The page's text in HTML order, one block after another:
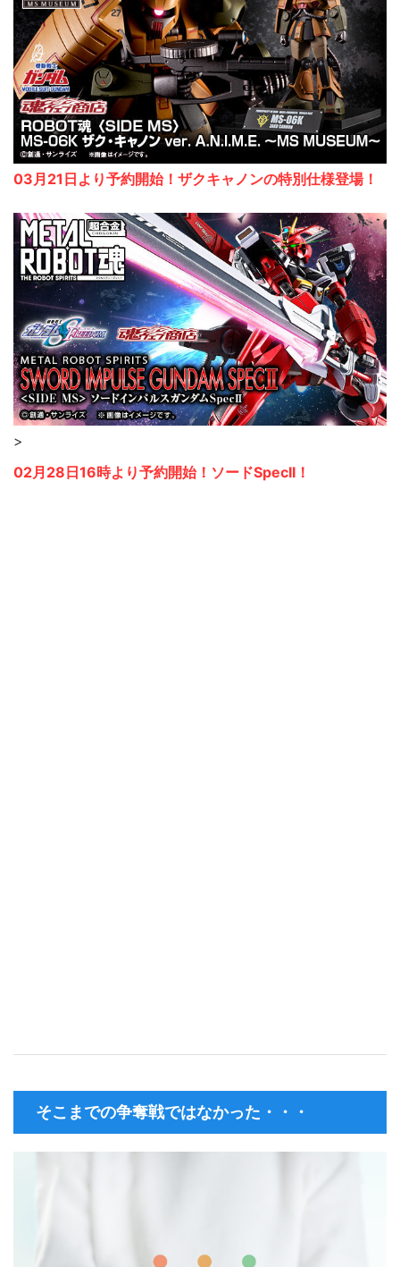
03月21日より予約開始！ザクキャノンの特別仕様登場！
>
02月28日16時より予約開始！ソードSpecII！
そこまでの争奪戦ではなかった・・・